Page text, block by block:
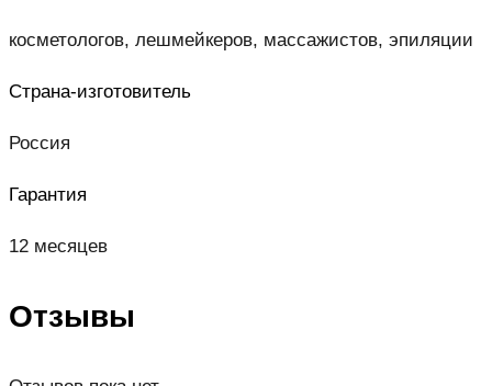
косметологов, лешмейкеров, массажистов, эпиляции
Страна-изготовитель
Россия
Гарантия
12 месяцев
Отзывы